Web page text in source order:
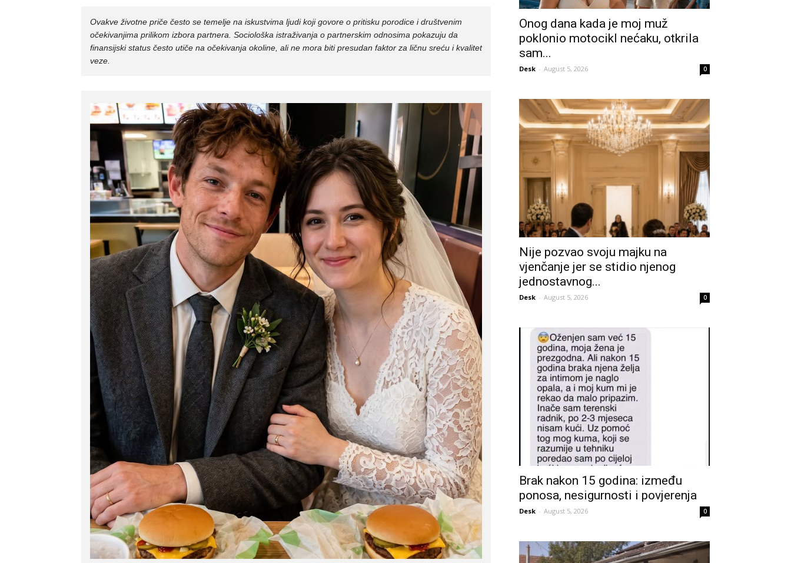
Ovakve životne priče često se temelje na iskustvima ljudi koji govore o pritisku porodice i društvenim
očekivanjima prilikom izbora partnera. Sociološka istraživanja o partnerskim odnosima pokazuju da
finansijski status često utiče na očekivanja okoline, ali ne mora biti presudan faktor za ličnu sreću i kvalitet
veze.
Onog dana kada je moj muž
poklonio motocikl nećaku, otkrila
sam...
Desk - August 5, 2026 0
Nije pozvao svoju majku na
vjenčanje jer se stidio njenog
jednostavnog...
Desk - August 5, 2026 0
Brak nakon 15 godina: između
ponosa, nesigurnosti i povjerenja
Desk - August 5, 2026 0